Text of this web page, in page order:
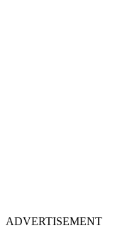
ADVERTISEMENT